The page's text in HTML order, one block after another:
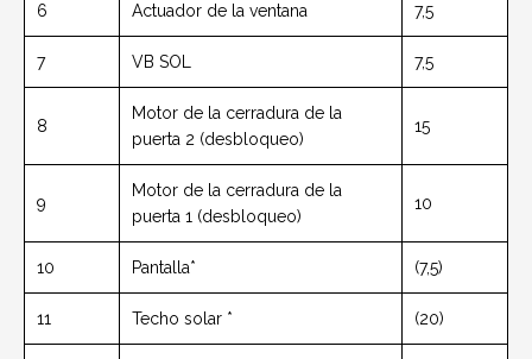
6 Actuador de la ventana 7,5
7 VB SOL 7,5
8
Motor de la cerradura de la
puerta 2 (desbloqueo)
15
9
Motor de la cerradura de la
puerta 1 (desbloqueo)
10
10 Pantalla* (7,5)
11 Techo solar * (20)